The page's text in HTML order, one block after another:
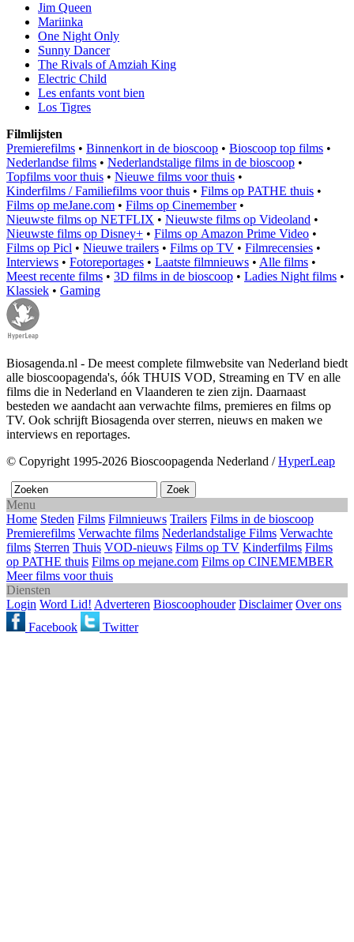
Jim Queen
Mariinka
One Night Only
Sunny Dancer
The Rivals of Amziah King
Electric Child
Les enfants vont bien
Los Tigres
Filmlijsten
Premierefilms • Binnenkort in de bioscoop • Bioscoop top films •
Nederlandse films • Nederlandstalige films in de bioscoop •
Topfilms voor thuis • Nieuwe films voor thuis •
Kinderfilms / Familiefilms voor thuis • Films op PATHE thuis •
Films op meJane.com • Films op Cinemember•
Nieuwste films op NETFLIX • Nieuwste films op Videoland •
Nieuwste films op Disney+ • Films op Amazon Prime Video •
Films op Picl • Nieuwe trailers • Films op TV • Filmrecensies •
Interviews • Fotoreportages • Laatste filmnieuws • Alle films •
Meest recente films • 3D films in de bioscoop • Ladies Night films •
Klassiek • Gaming
Biosagenda.nl - De meest complete filmwebsite van Nederland biedt
alle bioscoopagenda's, óók THUIS VOD, Streaming en TV en alle
films die in Nederland en Vlaanderen te zien zijn. Daarnaast
besteden we aandacht aan verwachte films, premieres en films op
TV. Ook schrijft Biosagenda over sterren, nieuws en maken we
interviews en reportages.
© Copyright 1995-2026 Bioscoopagenda Nederland /HyperLeap
Menu
Home Steden Films Filmnieuws Trailers Films in de bioscoop
Premierefilms Verwachte films Nederlandstalige Films Verwachte
films Sterren Thuis VOD-nieuws Films op TV Kinderfilms Films
op PATHE thuis Films op mejane.com Films op CINEMEMBER
Meer films voor thuis
Diensten
Login Word Lid! Adverteren Bioscoophouder Disclaimer Over ons
Facebook
Twitter